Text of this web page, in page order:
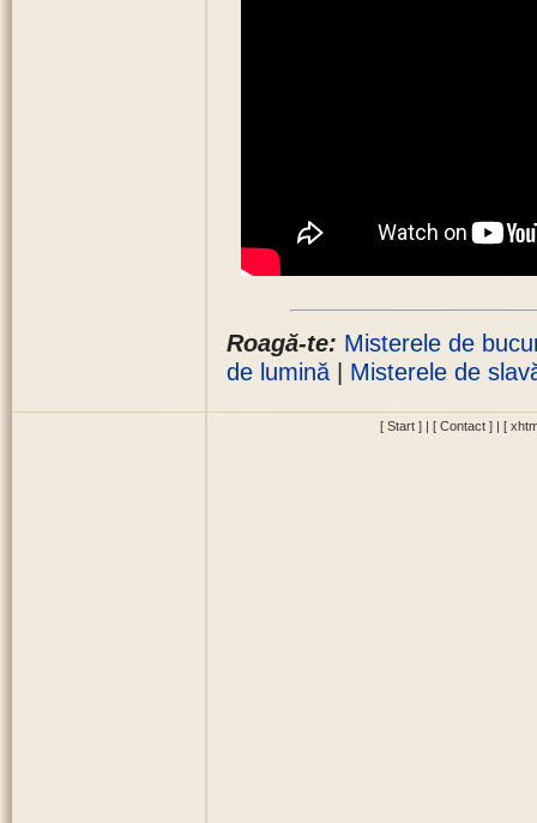
Roagă-te: Misterele de
de lumină
Misterele de
[ Start ] | [ Contact ] | [